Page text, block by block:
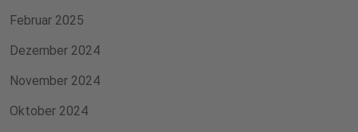
Februar 2025
Dezember 2024
November 2024
Oktober 2024